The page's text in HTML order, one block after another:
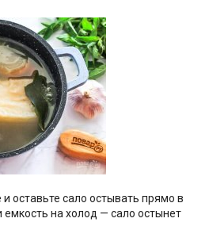
оставьте сало остывать прямо в
на холод — сало остынет